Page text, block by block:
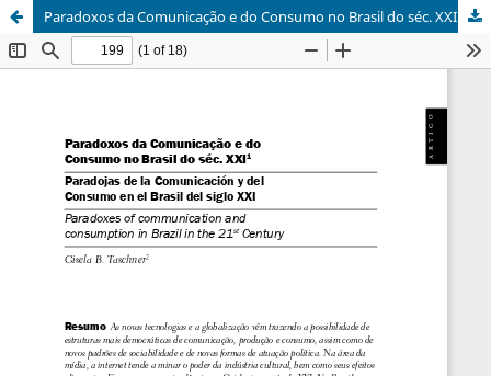
Paradoxos da Comunicação e do Consumo no Brasil do séc. XXI